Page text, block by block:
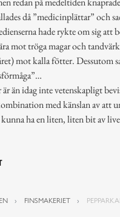
då ”medicinplättar” och
hade rykte om sig
mot tröga magar och
mot kalla fötter. Dessutom
är än idag inte vetenskapligt
med känslan av att
ha en liten, liten bit av
FINSMAKERIET